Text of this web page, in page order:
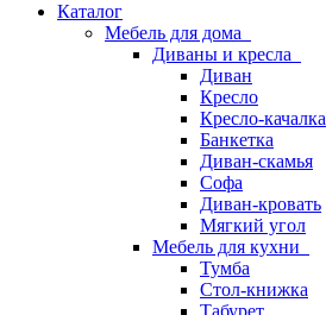
Каталог
Мебель для дома
Диваны и кресла
Диван
Кресло
Кресло-качалка
Банкетка
Диван-скамья
Софа
Диван-кровать
Мягкий угол
Мебель для кухни
Тумба
Стол-книжка
Табурет